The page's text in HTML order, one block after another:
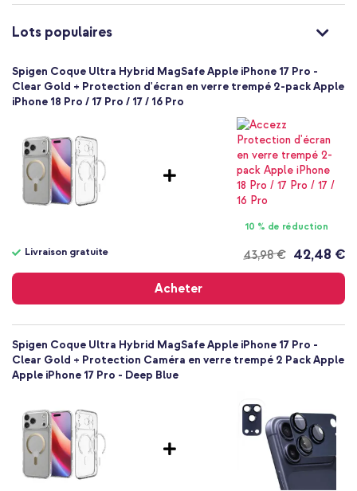
8800283314809
Spigen
Plastique
Apple
Arrière & latérale
100
Lots populaires
Spigen Coque Ultra Hybrid MagSafe Apple iPhone 17 Pro -
Clear Gold + Protection d'écran en verre trempé 2-pack Apple
iPhone 18 Pro / 17 Pro / 17 / 16 Pro
10 % de réduction
43,98 €
Livraison gratuite 42,48 €
Acheter
gratuite
Spigen Coque Ultra Hybrid MagSafe Apple iPhone 17 Pro -
Clear Gold + Protection Caméra en verre trempé 2 Pack Apple
Apple iPhone 17 Pro - Deep Blue